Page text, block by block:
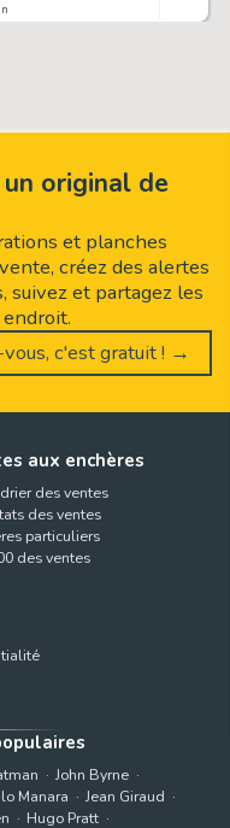
original de
et planches
créez des alertes
suivez et partagez les
c'est gratuit ! →
aux enchères
des ventes
des ventes
particuliers
des ventes
John Byrne
Manara
Jean Giraud
Hugo Pratt